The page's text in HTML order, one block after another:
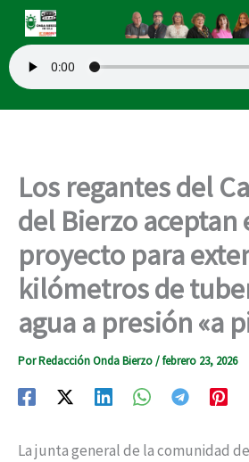
contenido
Los regantes del
del Bierzo aceptan
proyecto para
kilómetros de
agua a presión «a
PorRedacción Onda Bierzo/febrero 23, 2026
La junta general de la comunidad